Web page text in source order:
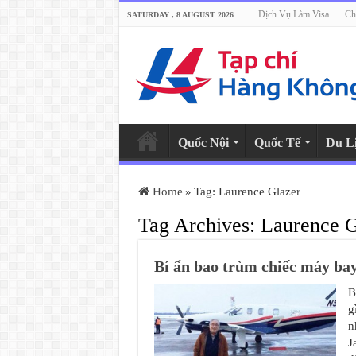
SATURDAY , 8 AUGUST 2026 Dịch Vụ Làm Visa
Quốc Nội Quốc Tế Du
Home » Tag: Laurence Glazer
Tag Archives: Laurence
Bí ẩn bao trùm chiếc máy